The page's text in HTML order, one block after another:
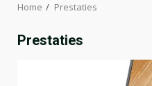
Home Prestaties
Prestaties